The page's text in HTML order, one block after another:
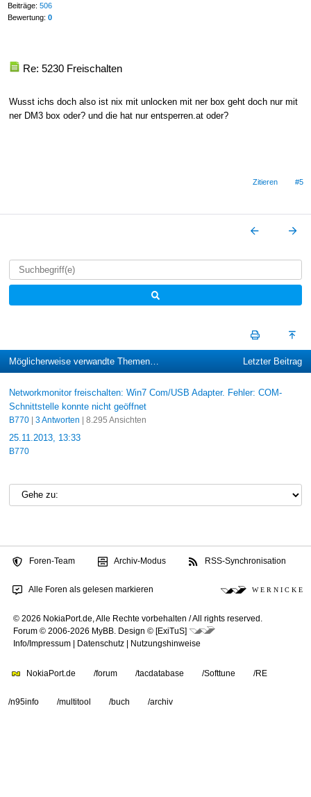
Beiträge: 506
Bewertung: 0
Re: 5230 Freischalten
Wusst ichs doch also ist nix mit unlocken mit ner box geht doch nur mit
ner DM3 box oder? und die hat nur entsperren.at oder?
Zitieren #5
Möglicherweise verwandte Themen… Letzter Beitrag
Networkmonitor freischalten: Win7 Com/USB Adapter. Fehler: COM-
Schnittstelle konnte nicht geöffnet
B770| 3 Antworten | 8.295 Ansichten
25.11.2013, 13:33
B770
Foren-Team Archiv-Modus RSS-Synchronisation
Alle Foren als gelesen markieren W E R N I C K E
© 2026 NokiaPort.de, Alle Rechte vorbehalten /All rights reserved.
Forum © 2006-2026 MyBB
Design © [ExiTuS]
Info/Impressum
Datenschutz Nutzungshinweise
NokiaPort.de /forum /tacdatabase /Softtune /RE
/n95info /multitool /buch /archiv